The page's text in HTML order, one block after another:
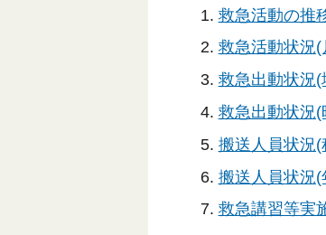
救急活動の推
救急活動状況(
救急出動状況(
救急出動状況(
搬送人員状況(
搬送人員状況(
救急講習等実